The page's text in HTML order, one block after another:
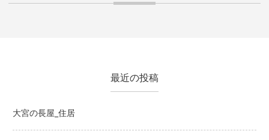
最近の投稿
大宮の長屋_住居